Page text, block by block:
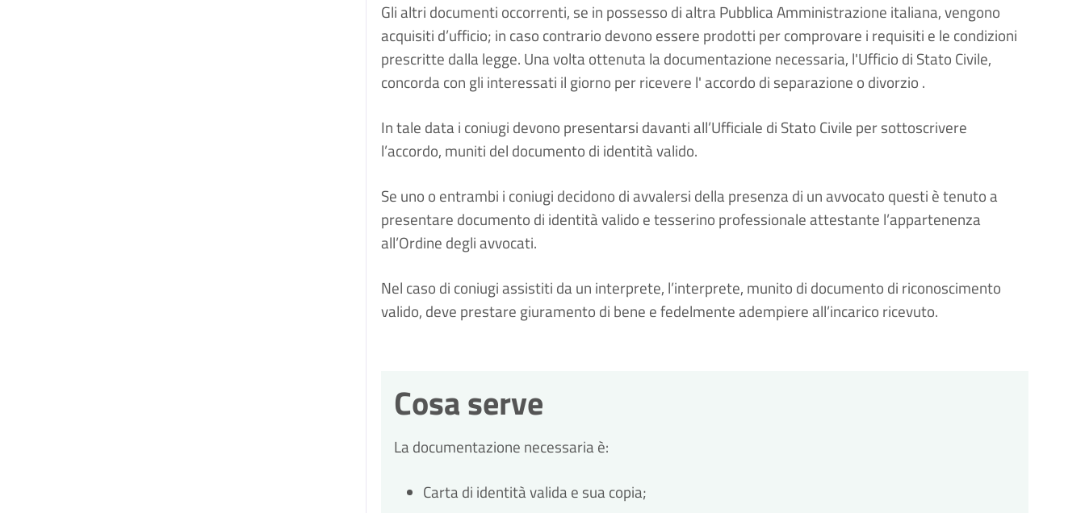
Gli altri documenti occorrenti, se in possesso di altra Pubblica Amministrazione italiana, vengono
acquisiti d’ufficio; in caso contrario devono essere prodotti per comprovare i requisiti e le condizioni
prescritte dalla legge. Una volta ottenuta la documentazione necessaria, l'Ufficio di Stato Civile,
concorda con gli interessati il giorno per ricevere l' accordo di separazione o divorzio .
In tale data i coniugi devono presentarsi davanti all’Ufficiale di Stato Civile per sottoscrivere
l’accordo, muniti del documento di identità valido.
Se uno o entrambi i coniugi decidono di avvalersi della presenza di un avvocato questi è tenuto a
presentare documento di identità valido e tesserino professionale attestante l’appartenenza
all’Ordine degli avvocati.
Nel caso di coniugi assistiti da un interprete, l’interprete, munito di documento di riconoscimento
valido, deve prestare giuramento di bene e fedelmente adempiere all’incarico ricevuto.
Cosa serve
La documentazione necessaria è:
Carta di identità valida e sua copia;